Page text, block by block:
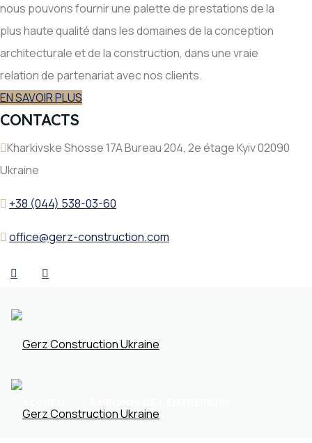
nous pouvons fournir une palette de prestations de la
plus haute qualité dans les domaines de la conception
architecturale et de la construction, dans une vraie
relation de partenariat avec nos clients.
EN SAVOIR PLUS
CONTACTS
Kharkivske Shosse 17A Bureau 204, 2e étage Kyiv 02090
Ukraine
+38 (044) 538-03-60
office@gerz-construction.com